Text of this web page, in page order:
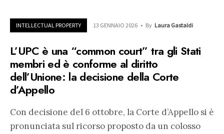
INTELLECTUAL PROPERTY 13 GENNAIO 2026 • By Laura Gastaldi
L’UPC è una “common court” tra gli Stati
membri ed è conforme al diritto
dell’Unione: la decisione della Corte
d’Appello
Con decisione del 6 ottobre, la Corte d’Appello si è
pronunciata sul ricorso proposto da un colosso